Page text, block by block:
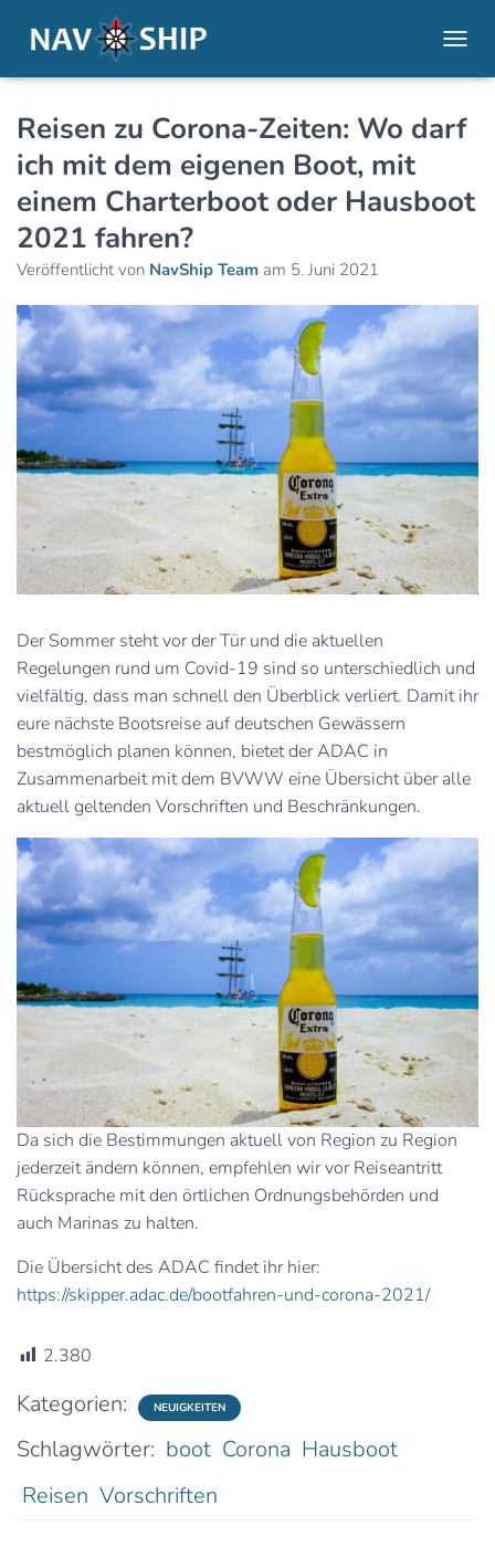
Reisen zu Corona-Zeiten: Wo darf
ich mit dem eigenen Boot, mit
einem Charterboot oder Hausboot
2021 fahren?
Veröffentlicht von NavShip Team am 5. Juni 2021
Der Sommer steht vor der Tür und die aktuellen
Regelungen rund um Covid-19 sind so unterschiedlich und
vielfältig, dass man schnell den Überblick verliert. Damit ihr
eure nächste Bootsreise auf deutschen Gewässern
bestmöglich planen können, bietet der ADAC in
Zusammenarbeit mit dem BVWW eine Übersicht über alle
aktuell geltenden Vorschriften und Beschränkungen.
Da sich die Bestimmungen aktuell von Region zu Region
jederzeit ändern können, empfehlen wir vor Reiseantritt
Rücksprache mit den örtlichen Ordnungsbehörden und
auch Marinas zu halten.
Die Übersicht des ADAC findet ihr hier:
https://skipper.adac.de/bootfahren-und-corona-2021/
2.380
Kategorien: NEUIGKEITEN
Schlagwörter: boot Corona Hausboot
Reisen Vorschriften